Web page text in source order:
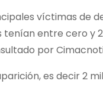
víctimas
entre cero y
por
es decir 2